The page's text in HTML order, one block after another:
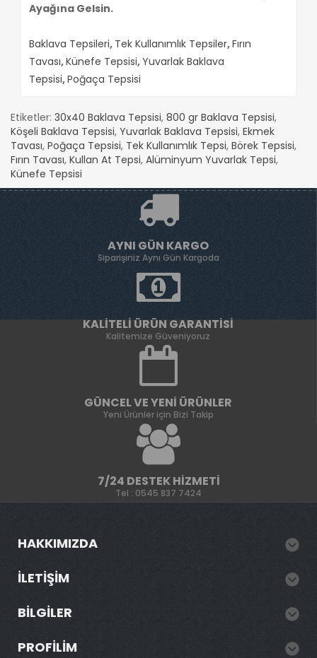
Ayağına Gelsin.
Baklava Tepsileri, Tek Kullanımlık Tepsiler,Fırın
Tavası,Künefe Tepsisi,Yuvarlak Baklava
Tepsisi,Poğaça Tepsisi
Etiketler: 30x40 Baklava Tepsisi, 800 gr Baklava Tepsisi,
Köşeli Baklava Tepsisi, Yuvarlak Baklava Tepsisi, Ekmek
Tavası, Poğaça Tepsisi, Tek Kullanımlık Tepsi, Börek Tepsisi,
Fırın Tavası, Kullan At Tepsi, Alüminyum Yuvarlak Tepsi,
Künefe Tepsisi
AYNI GÜN KARGO
Siparişiniz Aynı Gün Kargoda
KALITELI ÜRÜN GARANTISI
Kalitemize Güveniyoruz
GÜNCEL VE YENI ÜRÜNLER
Yeni Ürünler için Bizi Takip
7/24 DESTEK HIZMETI
Tel : 0545 837 7424
HAKKIMIZDA
İLETIŞIM
BILGILER
PROFILIM